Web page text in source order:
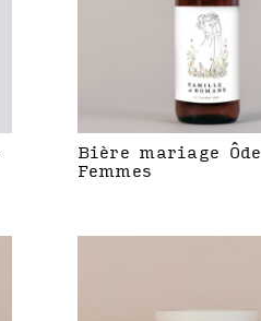
Bière mariage Ôde
Femmes